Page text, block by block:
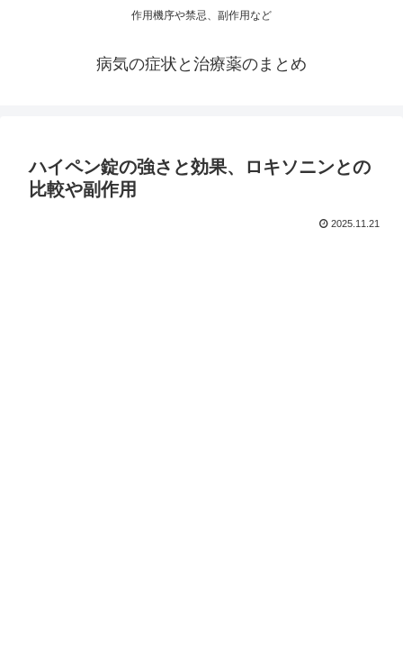
作用機序や禁忌、副作用など
病気の症状と治療薬のまとめ
ハイペン錠の強さと効果、ロキソニンとの
比較や副作用
2025.11.21